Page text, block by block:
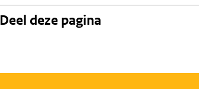
Deel deze pagina